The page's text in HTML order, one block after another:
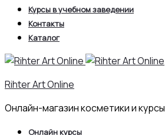
Курсы в учебном заведении
Контакты
Каталог
Rihter Art Online
Онлайн-магазин косметики и курсы
Онлайн курсы